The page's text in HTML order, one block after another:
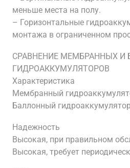
меньше места на полу.
– Горизонтальные
монтажа в ограниченном
СРАВНЕНИЕ МЕМБРАННЫХ И
ГИДРОАККУМУЛЯТОРОВ
Характеристика
Мембранный
Баллонный
Надежность
Высокая, при правильном
Высокая, требует